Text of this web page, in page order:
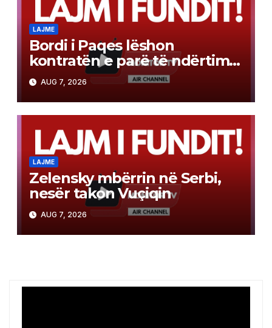
LAJME
Bordi i Paqes lëshon
kontratën e parë të ndërtimit
në Gazë
AUG 7, 2026
LAJME
Zelensky mbërrin në Serbi,
nesër takon Vuçiqin
AUG 7, 2026